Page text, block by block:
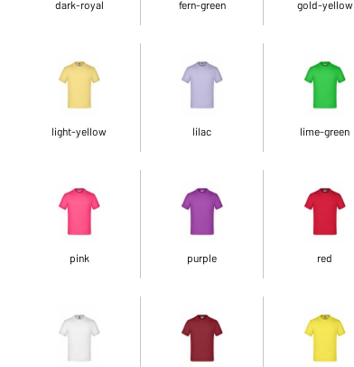
dark-royal fern-green gold-yellow
light-yellow lilac lime-green
pink purple red